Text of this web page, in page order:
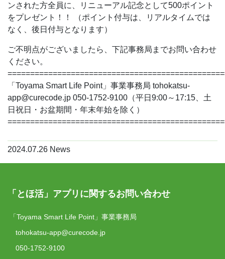
ンされた方全員に、リニューアル記念として500ポイント
をプレゼント！！
（ポイント付与は、リアルタイムでは
なく、後日付与となります）
ご不明点がございましたら、下記事務局までお問い合わせ
ください。
「Toyama Smart Life Point」事業事務局 tohokatsu-
app@curecode.jp 050-1752-9100（平日9:00～17:15、土
日祝日・お盆期間・年末年始を除く）
2024.07.26 News
「とほ活」アプリに関するお問い合わせ
「Toyama Smart Life Point」事業事務局
tohokatsu-app@curecode.jp
050-1752-9100